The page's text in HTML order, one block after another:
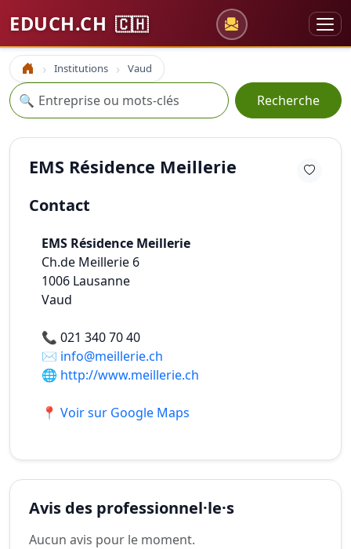
EDUCH.CH 🇨🇭
Accueil Institutions Vaud
Recherche
🔍 Recherche
EMS Résidence Meillerie
Contact
EMS Résidence Meillerie
Ch.de Meillerie 6
1006 Lausanne
Vaud
📞 021 340 70 40
✉️ info@meillerie.ch
🌐 http://www.meillerie.ch
📍 Voir sur Google Maps
Avis des professionnel·le·s
Aucun avis pour le moment.